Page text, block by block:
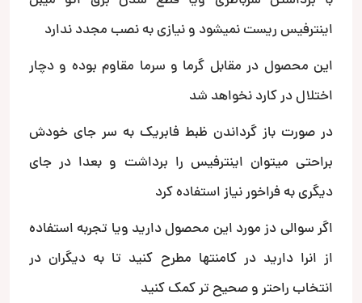
اینترفیس ریست نمیشود و نیازی به نصب مجدد ندارد
این محصول در مقابل گرما و سرما مقاوم بوده و دچار
اختلال در کارد نخواهد شد
در صورت باز گرداندن ظبط فابریک به سر جای خودش
براحتی میتوان اینترفیس را برداشت و بعدا در جای
دیگری به فراخور نیاز استفاده کرد
اگر سوالی دز مورد این محصول دارید ویا تجربه استفاده
از انرا دارید در کامنتها مطرح کنید تا به دیگران در
انتخاب راحتر و صحیح تر کمک کنید